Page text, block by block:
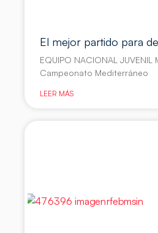
El mejor partido para
EQUIPO NACIONAL JUVENIL
Campeonato Mediterráneo
LEER MÁS